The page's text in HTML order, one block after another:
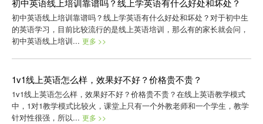
初中英语线上培训靠谱吗？线上学英语有什么好处和坏处？
初中英语线上培训靠谱吗？线上学英语有什么好处和坏处？对于初中生
的英语学习，目前比较流行的是线上英语培训，那么有的家长就会问，
初中英语线上培训... 更多 >>
1v1线上英语怎么样，效果好不好？价格贵不贵？
1v1线上英语怎么样，效果好不好？价格贵不贵？在线上英语教学模式
中，1对1教学模式比较火，课堂上只有一个外教老师和一个学生，教学
针对性很强，所以... 更多 >>